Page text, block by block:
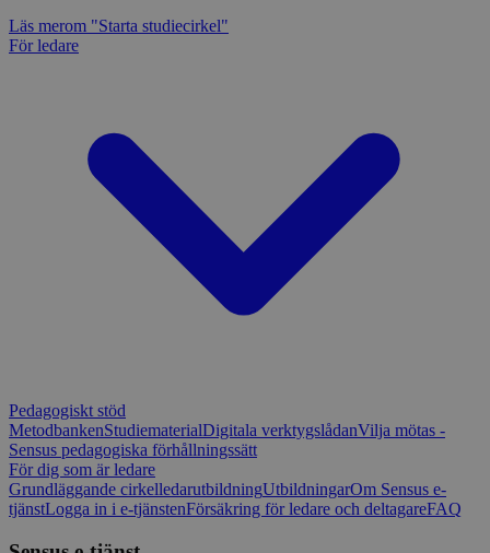
Läs merom "Starta studiecirkel"
För ledare
Pedagogiskt stöd
MetodbankenStudiematerialDigitala verktygslådanVilja mötas -
Sensus pedagogiska förhållningssätt
För dig som är ledare
Grundläggande cirkelledarutbildningUtbildningarOm Sensus e-
tjänstLogga in i e-tjänstenFörsäkring för ledare och deltagareFAQ